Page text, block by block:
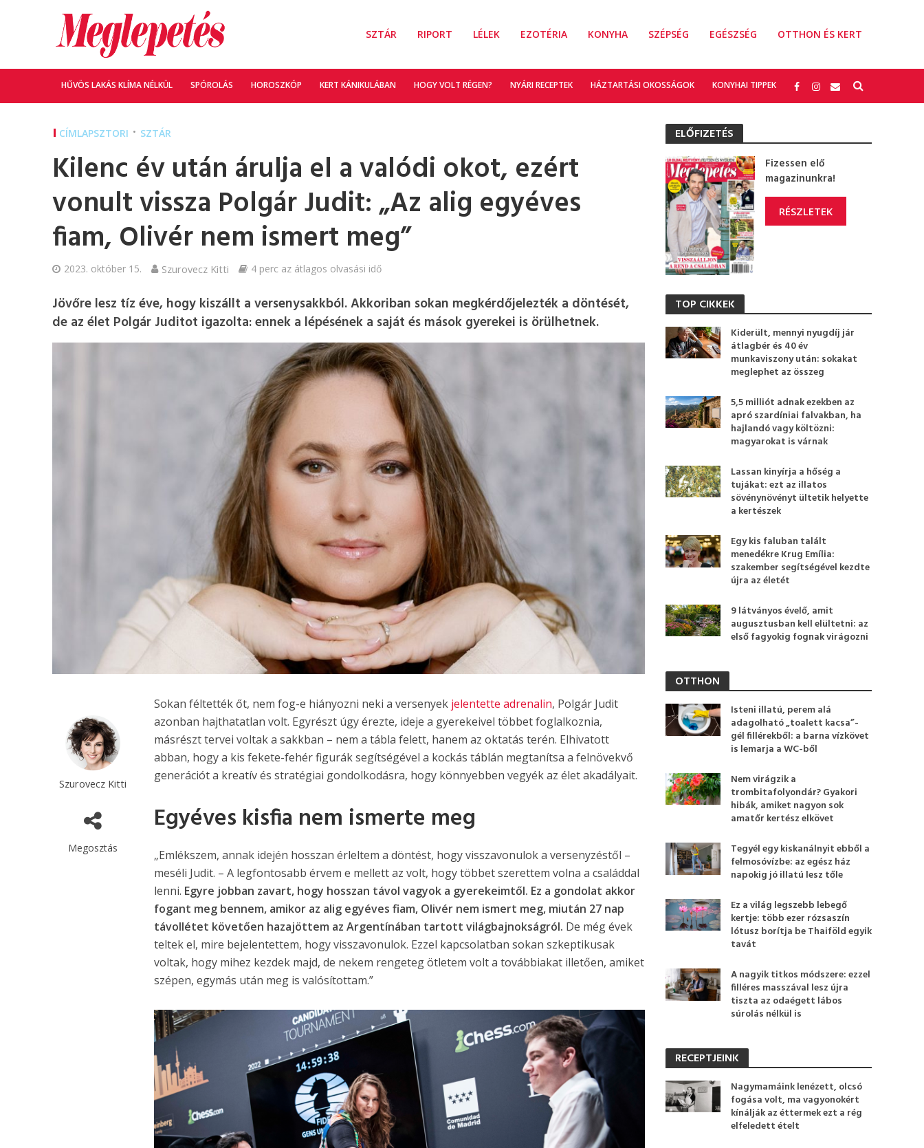
SZTÁR RIPORT LÉLEK EZOTÉRIA KONYHA SZÉPSÉG EGÉSZSÉG OTTHON ÉS KERT
HŰVÖS LAKÁS KLÍMA NÉLKÜL SPÓROLÁS HOROSZKÓP KERT KÁNIKULÁBAN HOGY VOLT RÉGEN? NYÁRI RECEPTEK HÁZTARTÁSI OKOSSÁGOK KONYHAI TIPPEK
CÍMLAPSZTORI • SZTÁR
Kilenc év után árulja el a valódi okot, ezért
vonult vissza Polgár Judit: „Az alig egyéves
fiam, Olivér nem ismert meg”
2023. október 15. Szurovecz Kitti 4 perc az átlagos olvasási idő
Jövőre lesz tíz éve, hogy kiszállt a versenysakkból. Akkoriban sokan megkérdőjelezték a döntését,
de az élet Polgár Juditot igazolta: ennek a lépésének a saját és mások gyerekei is örülhetnek.
Szurovecz Kitti
Megosztás
Sokan féltették őt, nem fog-e hiányozni neki a versenyek jelentette adrenalin, Polgár Judit
azonban hajthatatlan volt. Egyrészt úgy érezte, ideje a gyerekeivel többet foglalkoznia,
másrészt tervei voltak a sakkban – nem a tábla felett, hanem az oktatás terén. Elhivatott
abban, hogy a kis fekete-fehér figurák segítségével a kockás táblán megtanítsa a felnövekvő
generációt a kreatív és stratégiai gondolkodásra, hogy könnyebben vegyék az élet akadályait.
Egyéves kisfia nem ismerte meg
„Emlékszem, annak idején hosszan érleltem a döntést, hogy visszavonulok a versenyzéstől –
meséli Judit. – A legfontosabb érvem e mellett az volt, hogy többet szerettem volna a családdal
lenni. Egyre jobban zavart, hogy hosszan távol vagyok a gyerekeimtől. Ez a gondolat akkor
fogant meg bennem, amikor az alig egyéves fiam, Olivér nem ismert meg, miután 27 nap
távollétet követően hazajöttem az Argentínában tartott világbajnokságról. De még évek
teltek el, mire bejelentettem, hogy visszavonulok. Ezzel kapcsolatban sokan szkeptikusak
voltak, hogy mihez kezdek majd, de nekem rengeteg ötletem volt a továbbiakat illetően, amiket
szépen, egymás után meg is valósítottam.”
ELŐFIZETÉS
Fizessen elő
magazinunkra!
RÉSZLETEK
TOP CIKKEK
Kiderült, mennyi nyugdíj jár
átlagbér és 40 év
munkaviszony után: sokakat
meglephet az összeg
5,5 milliót adnak ezekben az
apró szardíniai falvakban, ha
hajlandó vagy költözni:
magyarokat is várnak
Lassan kinyírja a hőség a
tujákat: ezt az illatos
sövénynövényt ültetik helyette
a kertészek
Egy kis faluban talált
menedékre Krug Emília:
szakember segítségével kezdte
újra az életét
9 látványos évelő, amit
augusztusban kell elültetni: az
első fagyokig fognak virágozni
OTTHON
Isteni illatú, perem alá
adagolható „toalett kacsa”-
gél fillérekből: a barna vízkövet
is lemarja a WC-ből
Nem virágzik a
trombitafolyondár? Gyakori
hibák, amiket nagyon sok
amatőr kertész elkövet
Tegyél egy kiskanálnyit ebből a
felmosóvízbe: az egész ház
napokig jó illatú lesz tőle
Ez a világ legszebb lebegő
kertje: több ezer rózsaszín
lótusz borítja be Thaiföld egyik
tavát
A nagyik titkos módszere: ezzel
filléres masszával lesz újra
tiszta az odaégett lábos
súrolás nélkül is
RECEPTJEINK
Nagymamáink lenézett, olcsó
fogása volt, ma vagyonokért
kínálják az éttermek ezt a rég
elfeledett ételt